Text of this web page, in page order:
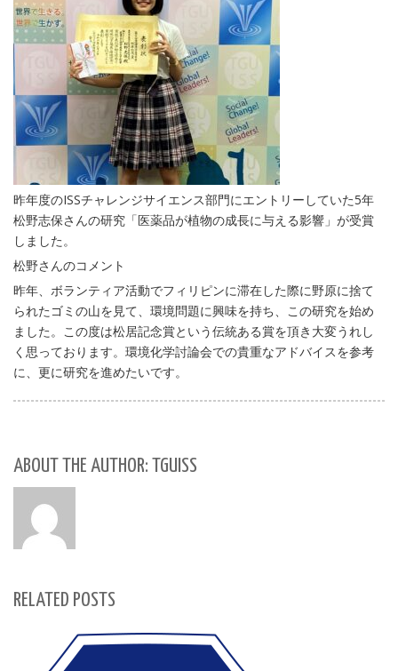
昨年度のISSチャレンジサイエンス部門にエントリーしていた5年
松野志保さんの研究「医薬品が植物の成長に与える影響」が受賞
しました。
松野さんのコメント
昨年、ボランティア活動でフィリピンに滞在した際に野原に捨て
られたゴミの山を見て、環境問題に興味を持ち、この研究を始め
ました。この度は松居記念賞という伝統ある賞を頂き大変うれし
く思っております。環境化学討論会での貴重なアドバイスを参考
に、更に研究を進めたいです。
ABOUT THE AUTHOR: TGUISS
RELATED POSTS